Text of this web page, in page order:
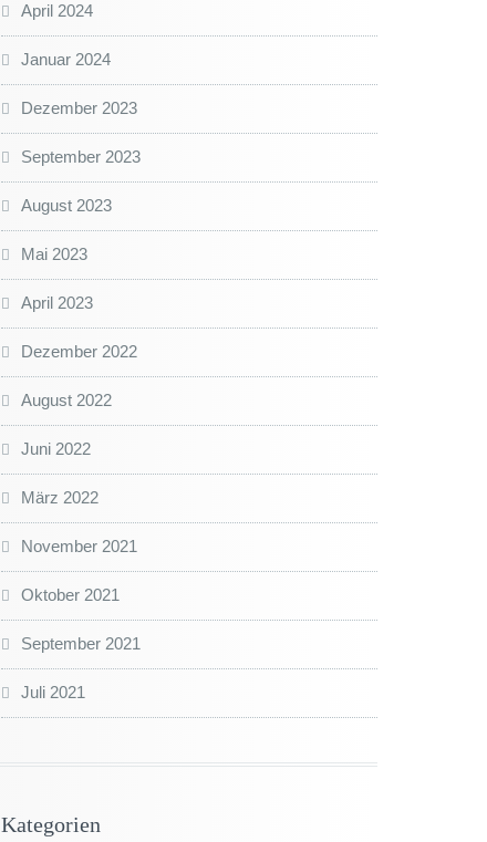
April 2024
Januar 2024
Dezember 2023
September 2023
August 2023
Mai 2023
April 2023
Dezember 2022
August 2022
Juni 2022
März 2022
November 2021
Oktober 2021
September 2021
Juli 2021
Kategorien